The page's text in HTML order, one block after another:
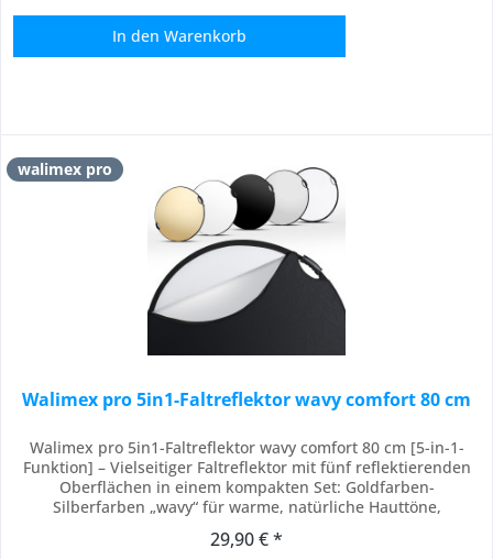
In den Warenkorb
walimex pro
Walimex pro 5in1-Faltreflektor wavy comfort 80 cm
Walimex pro 5in1-Faltreflektor wavy comfort 80 cm [5-in-1-
Funktion] – Vielseitiger Faltreflektor mit fünf reflektierenden
Oberflächen in einem kompakten Set: Goldfarben-
Silberfarben „wavy“ für warme, natürliche Hauttöne,
Reflexionen, Schwarz zur gezielten Abschattung sowie
29,90 € *